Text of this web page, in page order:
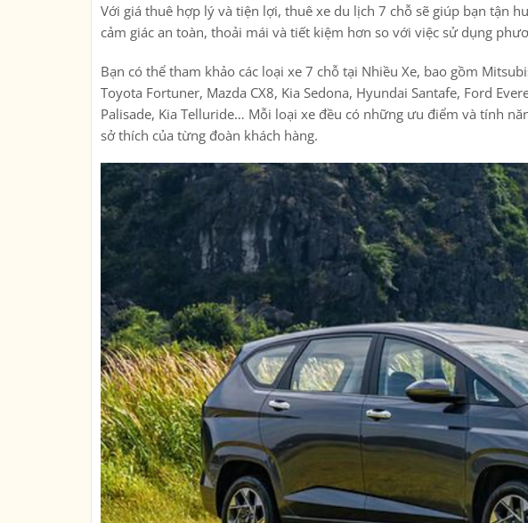
Với giá thuê hợp lý và tiện lợi, thuê xe du lịch 7 chỗ sẽ giúp bạn tận
cảm giác an toàn, thoải mái và tiết kiệm hơn so với việc sử dụng
Bạn có thể tham khảo các loại xe 7 chỗ tại Nhiều Xe, bao gồm
Toyota Fortuner, Mazda CX8, Kia Sedona, Hyundai Santafe, Ford
Palisade, Kia Telluride… Mỗi loại xe đều có những ưu điểm và tính
sở thích của từng đoàn khách hàng.